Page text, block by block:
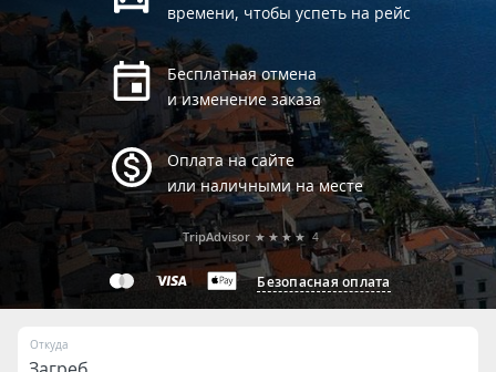
времени, чтобы успеть на рейс
Бесплатная отмена
и изменение заказа
Оплата на сайте
или наличными на месте
Безопасная оплата
TripAdvisor ★★★★ 4
Откуда